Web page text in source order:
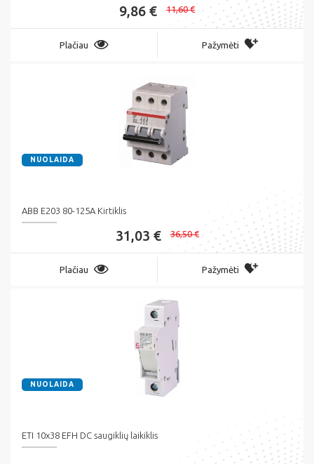
9,86 € 11,60 €
Plačiau Pažymėti
NUOLAIDA
ABB E203 80-125A Kirtiklis
31,03 € 36,50 €
Plačiau Pažymėti
NUOLAIDA
ETI 10x38 EFH DC saugiklių laikiklis